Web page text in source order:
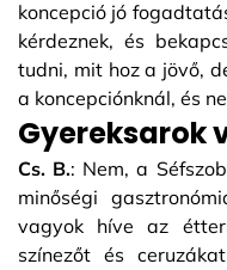
koncepció jó
kérdeznek, és
tudni, mit hoz a jövő,
a koncepciónknál, és
Gyereksarok
Cs. B.: Nem, a
minőségi
vagyok híve az
színezőt és